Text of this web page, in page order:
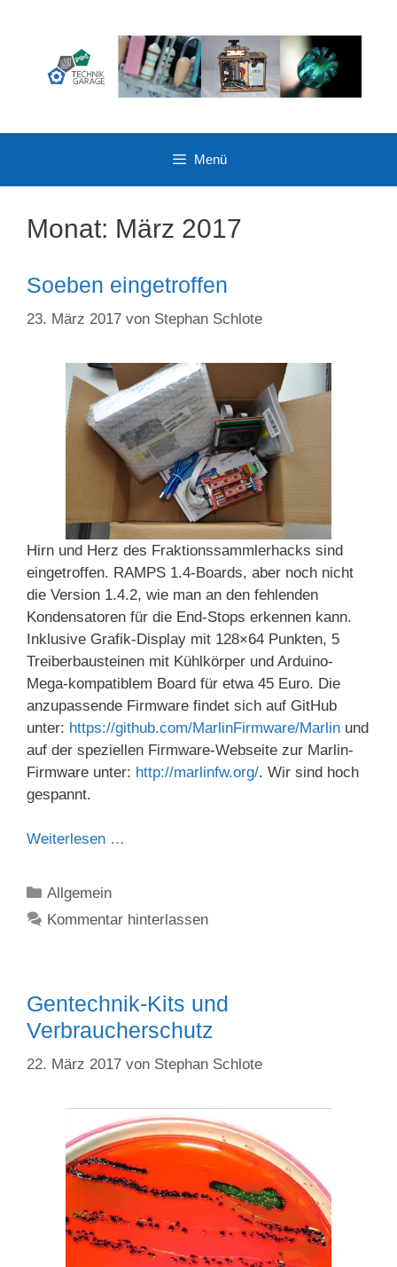
Menü
Monat: März 2017
Soeben eingetroffen
23. März 2017 von Stephan Schlote
Hirn und Herz des Fraktionssammlerhacks sind
eingetroffen. RAMPS 1.4-Boards, aber noch nicht
die Version 1.4.2, wie man an den fehlenden
Kondensatoren für die End-Stops erkennen kann.
Inklusive Grafik-Display mit 128×64 Punkten, 5
Treiberbausteinen mit Kühlkörper und Arduino-
Mega-kompatiblem Board für etwa 45 Euro. Die
anzupassende Firmware findet sich auf GitHub
unter: https://github.com/MarlinFirmware/Marlin und
auf der speziellen Firmware-Webseite zur Marlin-
Firmware unter: http://marlinfw.org/. Wir sind hoch
gespannt.
Weiterlesen …
Kategorien
Allgemein
Kommentar hinterlassen
Gentechnik-Kits und
Verbraucherschutz
22. März 2017 von Stephan Schlote